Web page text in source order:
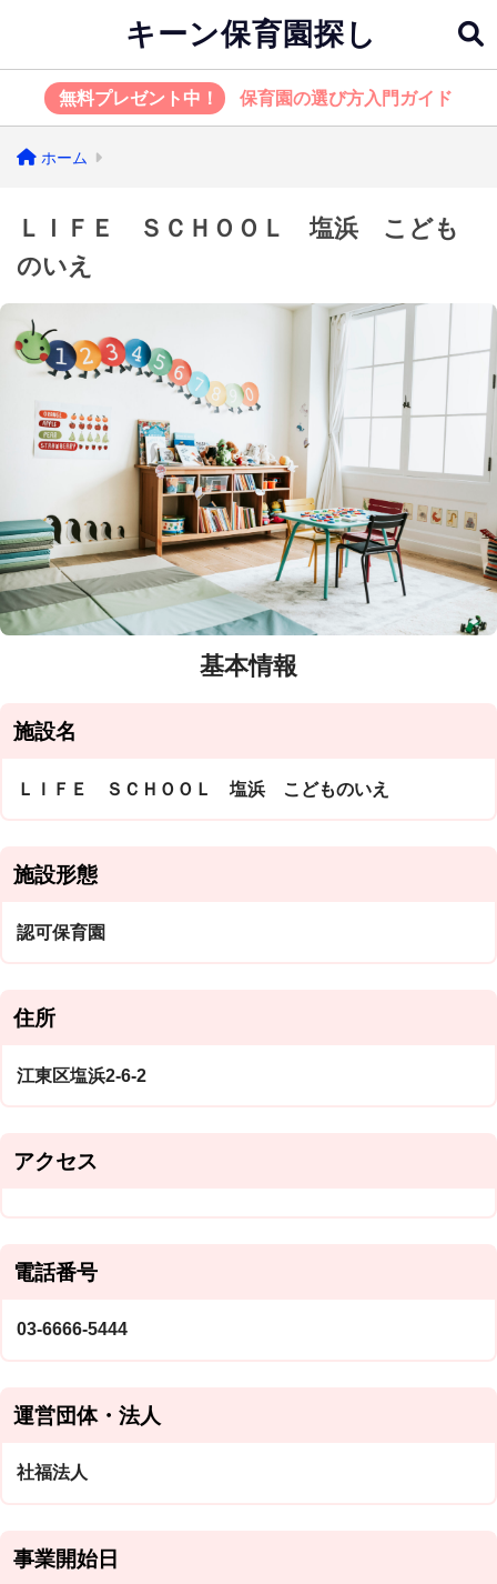
キーン保育園探し
無料プレゼント中！ 保育園の選び方入門ガイド
ホーム
ＬＩＦＥ ＳＣＨＯＯＬ 塩浜 こども
のいえ
基本情報
施設名
ＬＩＦＥ ＳＣＨＯＯＬ 塩浜 こどものいえ
施設形態
認可保育園
住所
江東区塩浜2-6-2
アクセス
電話番号
03-6666-5444
運営団体・法人
社福法人
事業開始日